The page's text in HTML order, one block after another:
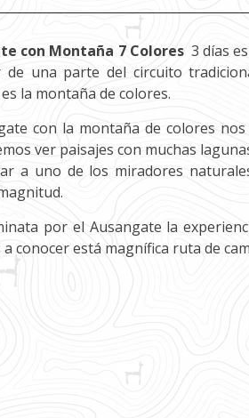
con Montaña 7 Colores3 días
de una parte del circuito
la montaña de colores.
con la montaña de colores
ver paisajes con muchas
a uno de los miradores
por el Ausangate la
conocer está magnífica ruta de